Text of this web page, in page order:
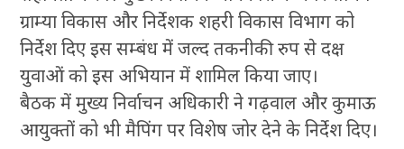
ग्राम्या विकास और निर्देशक शहरी विकास विभाग को
निर्देश दिए इस सम्बंध में जल्द तकनीकी रुप से दक्ष
युवाओं को इस अभियान में शामिल किया जाए।
बैठक में मुख्य निर्वाचन अधिकारी ने गढ़वाल और कुमाऊ
आयुक्तों को भी मैपिंग पर विशेष जोर देने के निर्देश दिए।